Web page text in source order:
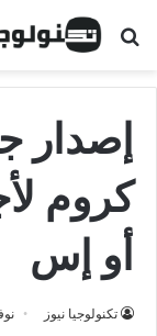
البحث عن
إصدار
كروم
أو إس
تكنولوجيا نيوز